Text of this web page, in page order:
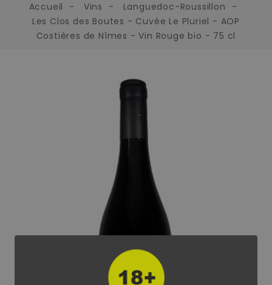
Accueil Vins
Languedoc-Roussillon
Les Clos des Boutes - Cuvée Le Pluriel - AOP
Costières de Nîmes - Vin Rouge bio - 75 cl